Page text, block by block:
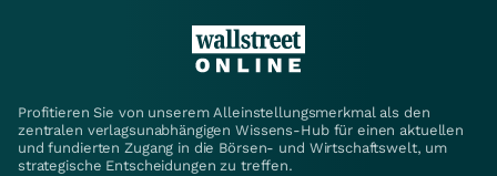
Profitieren Sie von unserem Alleinstellungsmerkmal als den
zentralen verlagsunabhängigen Wissens-Hub für einen aktuellen
und fundierten Zugang in die Börsen- und Wirtschaftswelt, um
strategische Entscheidungen zu treffen.